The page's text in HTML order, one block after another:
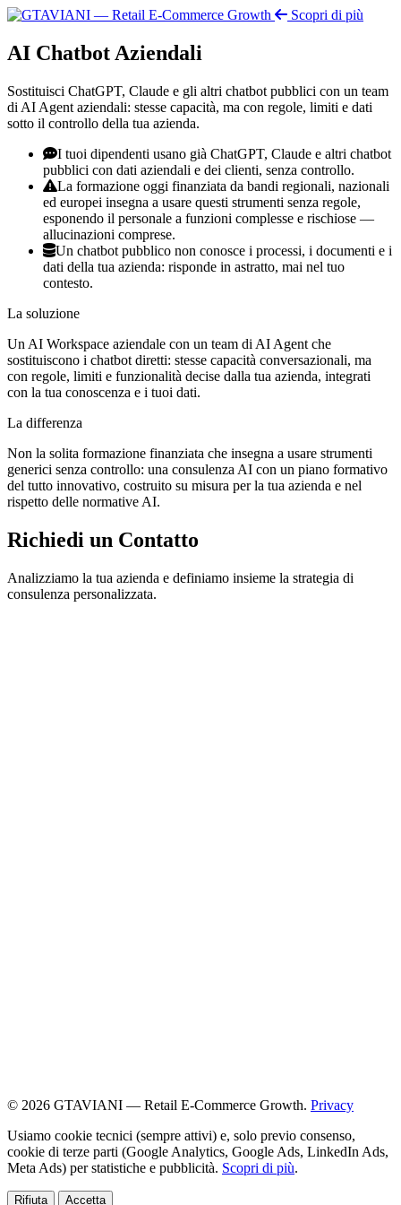
Scopri di più
AI Chatbot Aziendali
Sostituisci ChatGPT, Claude e gli altri chatbot pubblici con un team
di AI Agent aziendali: stesse capacità, ma con regole, limiti e dati
sotto il controllo della tua azienda.
I tuoi dipendenti usano già ChatGPT, Claude e altri chatbot
pubblici con dati aziendali e dei clienti, senza controllo.
La formazione oggi finanziata da bandi regionali, nazionali
ed europei insegna a usare questi strumenti senza regole,
esponendo il personale a funzioni complesse e rischiose —
allucinazioni comprese.
Un chatbot pubblico non conosce i processi, i documenti e i
dati della tua azienda: risponde in astratto, mai nel tuo
contesto.
La soluzione
Un AI Workspace aziendale con un team di AI Agent che
sostituiscono i chatbot diretti: stesse capacità conversazionali, ma
con regole, limiti e funzionalità decise dalla tua azienda, integrati
con la tua conoscenza e i tuoi dati.
La differenza
Non la solita formazione finanziata che insegna a usare strumenti
generici senza controllo: una consulenza AI con un piano formativo
del tutto innovativo, costruito su misura per la tua azienda e nel
rispetto delle normative AI.
Richiedi un Contatto
Analizziamo la tua azienda e definiamo insieme la strategia di
consulenza personalizzata.
© 2026 GTAVIANI — Retail E-Commerce Growth. Privacy
Usiamo cookie tecnici (sempre attivi) e, solo previo consenso,
cookie di terze parti (Google Analytics, Google Ads, LinkedIn Ads,
Meta Ads) per statistiche e pubblicità. Scopri di più.
Rifiuta Accetta